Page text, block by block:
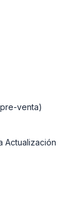
venta)
Actualización